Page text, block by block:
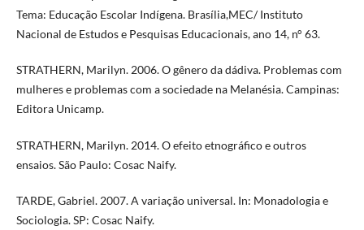
Tema: Educação Escolar Indígena. Brasília,MEC/ Instituto
Nacional de Estudos e Pesquisas Educacionais, ano 14, n° 63.
STRATHERN, Marilyn. 2006. O gênero da dádiva. Problemas com
mulheres e problemas com a sociedade na Melanésia. Campinas:
Editora Unicamp.
STRATHERN, Marilyn. 2014. O efeito etnográfico e outros
ensaios. São Paulo: Cosac Naify.
TARDE, Gabriel. 2007. A variação universal. In: Monadologia e
Sociologia. SP: Cosac Naify.